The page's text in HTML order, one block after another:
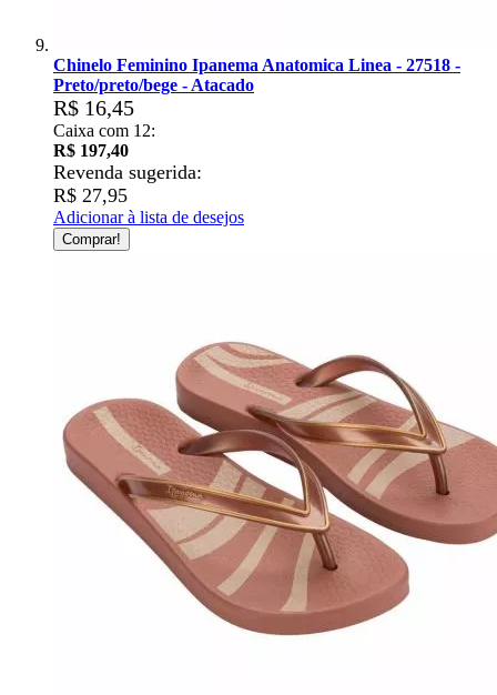
Chinelo Feminino Ipanema Anatomica Linea - 27518 -
Preto/preto/bege - Atacado
R$ 16,45
Caixa com 12:
R$ 197,40
Revenda sugerida:
R$ 27,95
Adicionar à lista de desejos
Comprar!